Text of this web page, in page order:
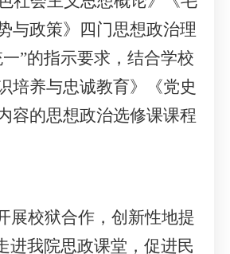
与政策》四门思想政治理
”的指示要求，结合学校
培养与忠诚教育》《党史
容的思想政治选修课课程
展校狱合作，创新性地提
进我院思政课堂，促进民